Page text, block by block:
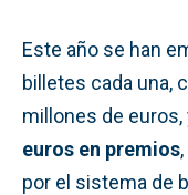
Este año se han
billetes cada una,
millones de euros,
euros en premios
por el sistema de